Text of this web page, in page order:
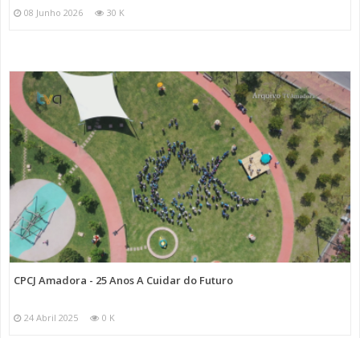
08 Junho 2026 30 K
CPCJ Amadora - 25 Anos A Cuidar do Futuro
24 Abril 2025 0 K